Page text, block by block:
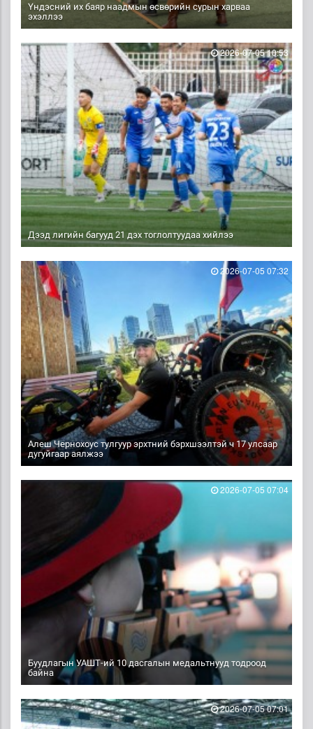
Үндэсний их баяр наадмын өсвөрийн сурын харваа
эхэллээ
Дээд лигийн багууд 21 дэх тоглолтуудаа хийлээ
2026-07-05 10:53
Алеш Чернохоус тулгуур эрхтний бэрхшээлтэй ч 17 улсаар
дугуйгаар аялжээ
2026-07-05 07:32
Буудлагын УАШТ-ий 10 дасгалын медальтнууд тодроод
байна
2026-07-05 07:04
2026-07-05 07:01